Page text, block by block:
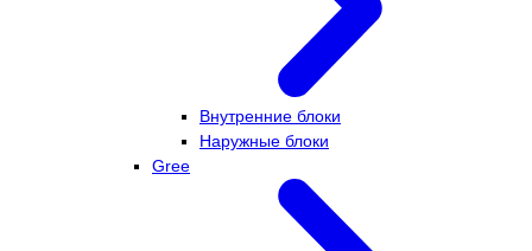
Внутренние блоки
Наружные блоки
Gree